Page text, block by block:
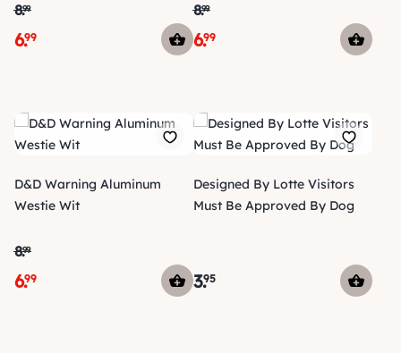
8.99
6.99
8.99
6.99
D&D Warning Aluminum
Westie Wit
8.99
6.99
Designed By Lotte Visitors
Must Be Approved By Dog
3.95